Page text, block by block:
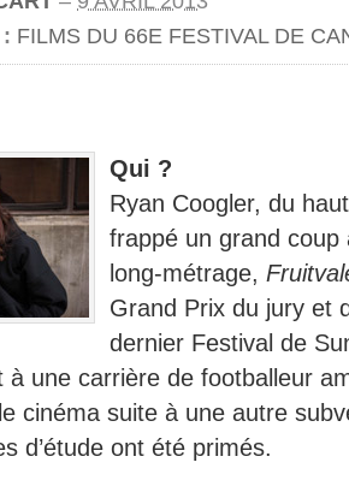
FILMS DU 66E FESTIVAL DE
Qui ?
Ryan Coogler, du
frappé un grand coup
long-métrage,
Grand Prix du jury et
dernier Festival de
à une carrière de footballeur
cinéma suite à une autre
d’étude ont été primés.